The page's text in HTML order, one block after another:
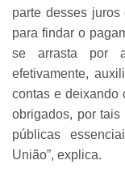
parte desses
para findar o
se arrasta por
efetivamente,
contas e deixando
obrigados, por
públicas
União”, explica.